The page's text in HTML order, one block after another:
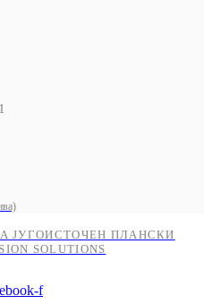
ЈУГОИСТОЧЕН ПЛАНСКИ
SOLUTIONS
f